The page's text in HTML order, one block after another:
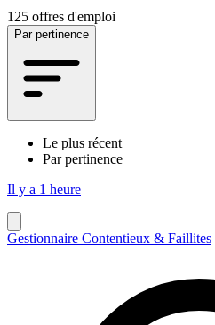
125 offres d'emploi
Par pertinence
Le plus récent
Par pertinence
Il y a 1 heure
Gestionnaire Contentieux & Faillites